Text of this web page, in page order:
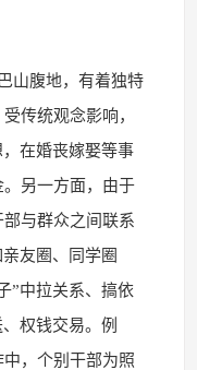
山腹地，有着独特
传统观念影响，
在婚丧嫁娶等事
另一方面，由于
与群众之间联系
友圈、同学圈
”中拉关系、搞依
权钱交易。例
，个别干部为照